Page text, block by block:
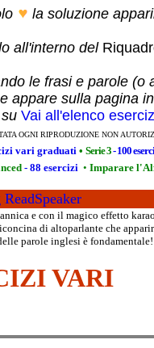
la soluzione
all'interno del
le frasi e parole (o
appare sulla pagina
Vai all'elenco
OGNI RIPRODUZIONE NON
vari graduati • Serie 3- 100
- 88 esercizi • Imparare
e con il magico effetto
di altoparlante che
parole inglesi è fondamentale!
VARI